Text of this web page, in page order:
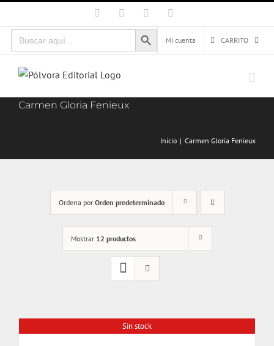
al
contenido
Facebook Instagram
Buscar:
Botón de búsqueda
Mi cuenta
CARRITO
Carmen Gloria Fenieux
Inicio Carmen Gloria Fenieux
Ordena por Orden predeterminado
Mostrar 12 productos
Sin stock